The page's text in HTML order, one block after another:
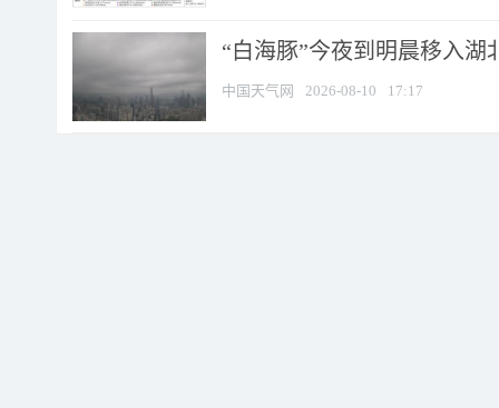
“白海豚”今夜到明晨移入湖
中国天气网 2026-08-10 17:17